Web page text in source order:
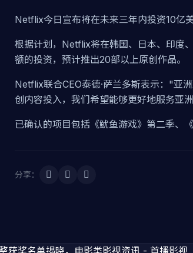
Netflix今日宣布将在未来三年内投资10亿
根据计划，Netflix将在韩国、日本、印度
额的投资，预计推出20部以上原创作品。
Netflix联合CEO泰德·萨兰多斯表示："亚
创内容投入，我们希望能够更好地服务亚
已确认的项目包括《鱿鱼游戏》第二季、
分享：